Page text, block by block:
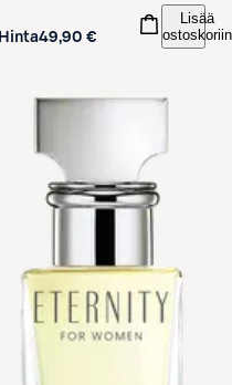
Hinta49,90 €
Lisää
ostoskoriin